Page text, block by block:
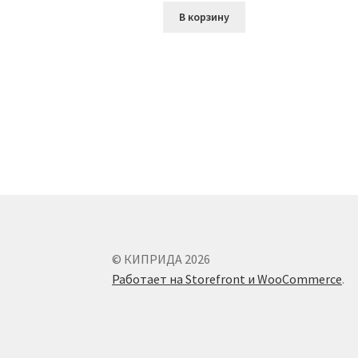
В корзину
© КИПРИДА 2026
Работает на Storefront и WooCommerce.